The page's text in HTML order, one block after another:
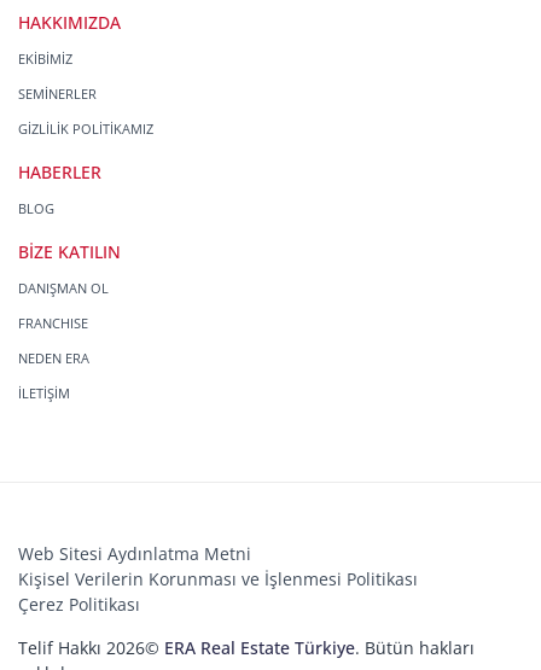
HAKKIMIZDA
EKİBİMİZ
SEMİNERLER
GİZLİLİK POLİTİKAMIZ
HABERLER
BLOG
BİZE KATILIN
DANIŞMAN OL
FRANCHISE
NEDEN ERA
İLETİŞİM
Web Sitesi Aydınlatma Metni
Kişisel Verilerin Korunması ve İşlenmesi Politikası
Çerez Politikası
Telif Hakkı 2026© ERA Real Estate Türkiye. Bütün hakları